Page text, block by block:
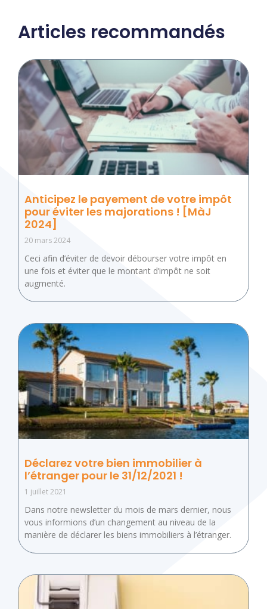
Articles recommandés
Anticipez le payement de votre impôt
pour éviter les majorations ! [MàJ
2024]
20 mars 2024
Ceci afin d’éviter de devoir débourser votre impôt en
une fois et éviter que le montant d’impôt ne soit
augmenté.
Déclarez votre bien immobilier à
l’étranger pour le 31/12/2021 !
1 juillet 2021
Dans notre newsletter du mois de mars dernier, nous
vous informions d’un changement au niveau de la
manière de déclarer les biens immobiliers à l’étranger.